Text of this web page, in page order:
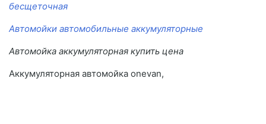
бесщеточная
Автомойки автомобильные аккумуляторные
Автомойка аккумуляторная купить цена
Аккумуляторная автомойка onevan,